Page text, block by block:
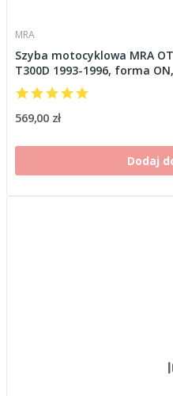
MRA
Szyba motocyklowa MRA
T300D 1993-1996, forma
569,00 zł
Dodaj